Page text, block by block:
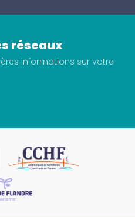
réseaux
informations sur votre